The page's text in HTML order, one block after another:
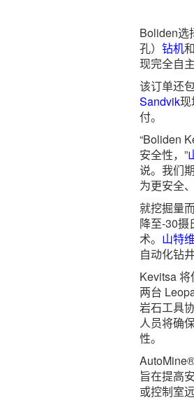
Boliden选
孔） 钻机
现完全自
该订单还
Sandvik现
付。
“Boliden
安全性，”
说。我们
为更安全
就挖掘量
降至-30摄
术。 山特
自动化钻
Kevitsa
两台
岩石工具
人员将确
性。
旨在提高
或控制室